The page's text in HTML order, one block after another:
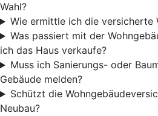
Wahl?
Wie ermittle ich die versicherte
Was passiert mit der
ich das Haus verkaufe?
Muss ich Sanierungs- oder
Gebäude melden?
Schützt die
Neubau?